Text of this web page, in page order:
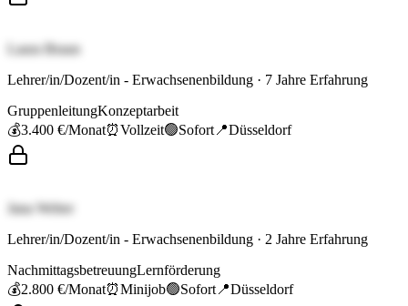
Laura Braun
Lehrer/in/Dozent/in - Erwachsenenbildung · 7 Jahre Erfahrung
GruppenleitungKonzeptarbeit
💰3.400 €/Monat⏰Vollzeit🟢Sofort 📍Düsseldorf
Jana Weber
Lehrer/in/Dozent/in - Erwachsenenbildung · 2 Jahre Erfahrung
NachmittagsbetreuungLernförderung
💰2.800 €/Monat⏰Minijob🟢Sofort 📍Düsseldorf